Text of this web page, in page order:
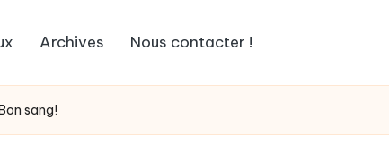
Archives Nous contacter !
sang!